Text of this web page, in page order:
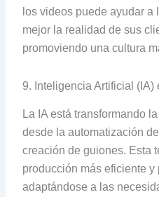
los videos puede ayudar a
mejor la realidad de sus
promoviendo una cultura
9. Inteligencia Artificial
La IA está transformando
desde la automatización
creación de guiones. Esta
producción más eficiente y
adaptándose a las